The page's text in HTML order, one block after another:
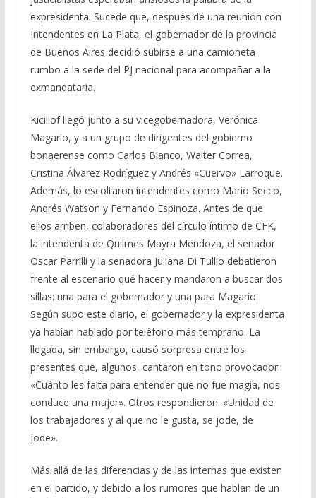
expresidenta. Sucede que, después de una reunión con
Intendentes en La Plata, el gobernador de la provincia
de Buenos Aires decidió subirse a una camioneta
rumbo a la sede del PJ nacional para acompañar a la
exmandataria.
Kicillof llegó junto a su vicegobernadora, Verónica
Magario, y a un grupo de dirigentes del gobierno
bonaerense como Carlos Bianco, Walter Correa,
Cristina Álvarez Rodríguez y Andrés «Cuervo» Larroque.
Además, lo escoltaron intendentes como Mario Secco,
Andrés Watson y Fernando Espinoza. Antes de que
ellos arriben, colaboradores del círculo íntimo de CFK,
la intendenta de Quilmes Mayra Mendoza, el senador
Oscar Parrilli y la senadora Juliana Di Tullio debatieron
frente al escenario qué hacer y mandaron a buscar dos
sillas: una para el gobernador y una para Magario.
Según supo este diario, el gobernador y la expresidenta
ya habían hablado por teléfono más temprano. La
llegada, sin embargo, causó sorpresa entre los
presentes que, algunos, cantaron en tono provocador:
«Cuánto les falta para entender que no fue magia, nos
conduce una mujer». Otros respondieron: «Unidad de
los trabajadores y al que no le gusta, se jode, de
jode».
Más allá de las diferencias y de las internas que existen
en el partido, y debido a los rumores que hablan de un